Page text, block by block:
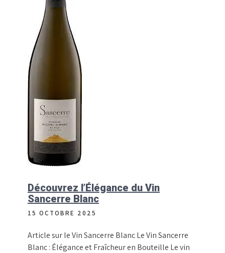
Découvrez l’Élégance du Vin
Sancerre Blanc
15 OCTOBRE 2025
Article sur le Vin Sancerre Blanc Le Vin Sancerre
Blanc : Élégance et Fraîcheur en Bouteille Le vin